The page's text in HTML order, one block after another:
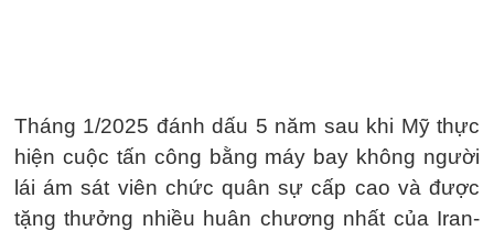
Tháng 1/2025 đánh dấu 5 năm sau khi Mỹ thực
hiện cuộc tấn công bằng máy bay không người
lái ám sát viên chức quân sự cấp cao và được
tặng thưởng nhiều huân chương nhất của Iran-